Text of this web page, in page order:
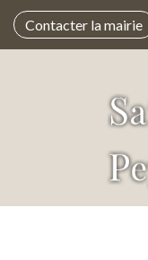
Contacter la mairie